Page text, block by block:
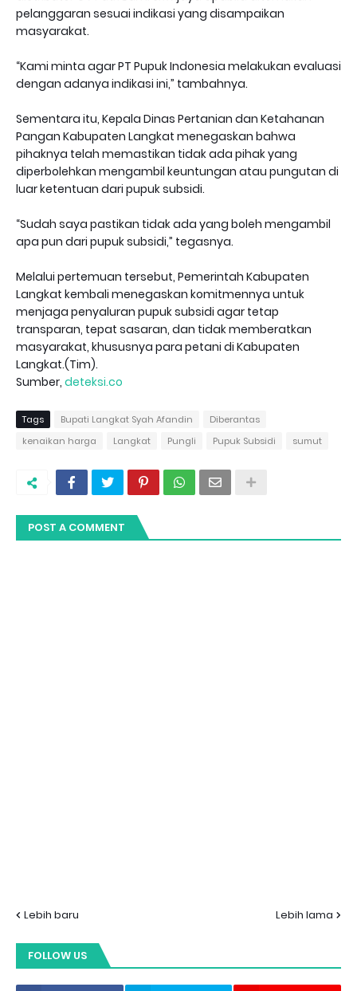
pelanggaran sesuai indikasi yang disampaikan
masyarakat.
“Kami minta agar PT Pupuk Indonesia melakukan evaluasi
dengan adanya indikasi ini,” tambahnya.
Sementara itu, Kepala Dinas Pertanian dan Ketahanan
Pangan Kabupaten Langkat menegaskan bahwa
pihaknya telah memastikan tidak ada pihak yang
diperbolehkan mengambil keuntungan atau pungutan di
luar ketentuan dari pupuk subsidi.
“Sudah saya pastikan tidak ada yang boleh mengambil
apa pun dari pupuk subsidi,” tegasnya.
Melalui pertemuan tersebut, Pemerintah Kabupaten
Langkat kembali menegaskan komitmennya untuk
menjaga penyaluran pupuk subsidi agar tetap
transparan, tepat sasaran, dan tidak memberatkan
masyarakat, khususnya para petani di Kabupaten
Langkat.(Tim).
Sumber, deteksi.co
Tags Bupati Langkat Syah Afandin
Diberantas
kenaikan harga
Langkat Pungli Pupuk Subsidi sumut
POST A COMMENT
Lebih baru Lebih lama
FOLLOW US